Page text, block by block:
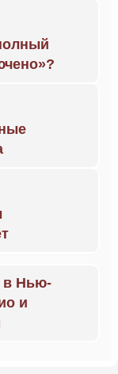
в Нью-
и